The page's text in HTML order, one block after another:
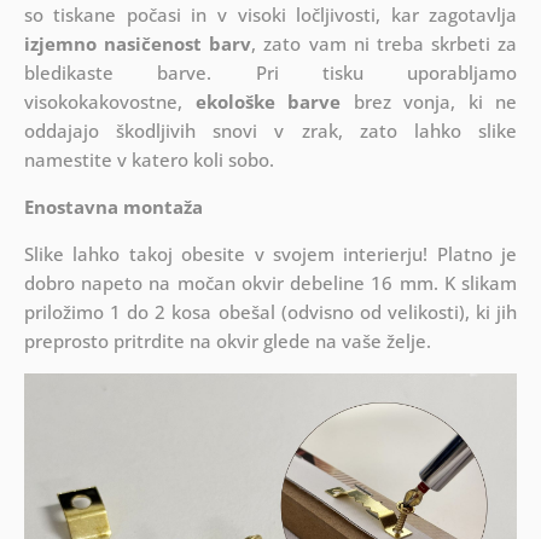
so tiskane počasi in v visoki ločljivosti, kar zagotavlja
izjemno nasičenost barv, zato vam ni treba skrbeti za
bledikaste barve. Pri tisku uporabljamo
visokokakovostne, ekološke barve brez vonja, ki ne
oddajajo škodljivih snovi v zrak, zato lahko slike
namestite v katero koli sobo.
Enostavna montaža
Slike lahko takoj obesite v svojem interierju! Platno je
dobro napeto na močan okvir debeline 16 mm. K slikam
priložimo 1 do 2 kosa obešal (odvisno od velikosti), ki jih
preprosto pritrdite na okvir glede na vaše želje.